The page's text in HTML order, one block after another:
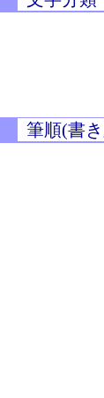
筆順(書